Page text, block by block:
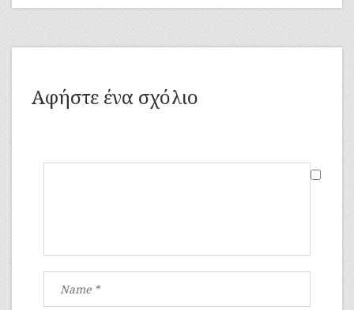
Αφήστε ένα σχόλιο